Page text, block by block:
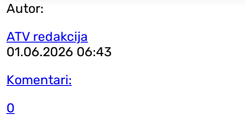
Autor:
ATV redakcija
01.06.2026 06:43
Komentari:
0